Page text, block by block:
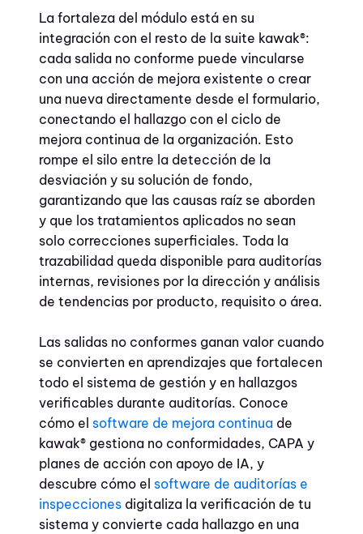
La fortaleza del módulo está en su
integración con el resto de la suite kawak®:
cada salida no conforme puede vincularse
con una acción de mejora existente o crear
una nueva directamente desde el formulario,
conectando el hallazgo con el ciclo de
mejora continua de la organización. Esto
rompe el silo entre la detección de la
desviación y su solución de fondo,
garantizando que las causas raíz se aborden
y que los tratamientos aplicados no sean
solo correcciones superficiales. Toda la
trazabilidad queda disponible para auditorías
internas, revisiones por la dirección y análisis
de tendencias por producto, requisito o área.
Las salidas no conformes ganan valor cuando
se convierten en aprendizajes que fortalecen
todo el sistema de gestión y en hallazgos
verificables durante auditorías. Conoce
cómo el software de mejora continua de
kawak® gestiona no conformidades, CAPA y
planes de acción con apoyo de IA, y
descubre cómo el software de auditorías e
inspecciones digitaliza la verificación de tu
sistema y convierte cada hallazgo en una